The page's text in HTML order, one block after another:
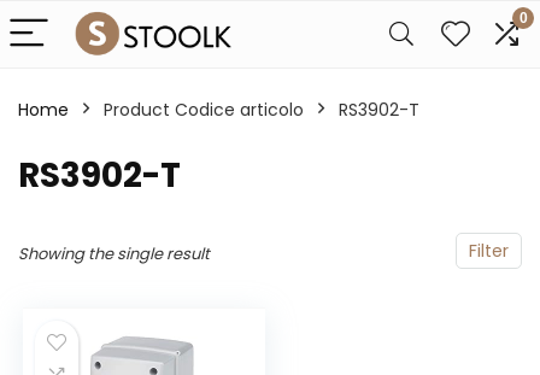
0
Home Product Codice articolo ‎RS3902-T
‎RS3902-T
Filter
Showing the single result